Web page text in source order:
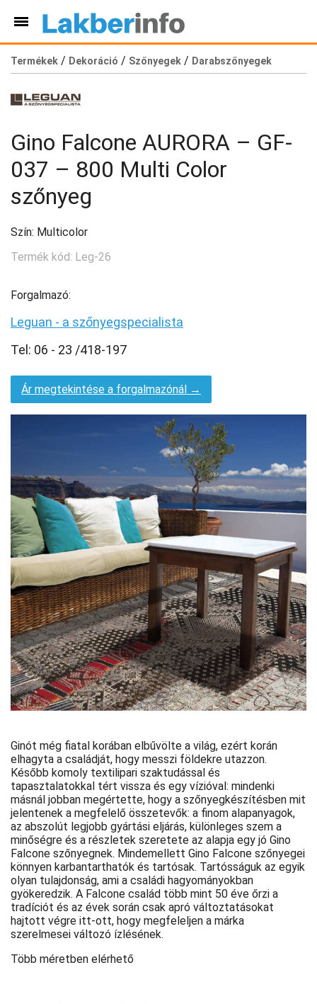
Termékek / Dekoráció / Szőnyegek / Darabszőnyegek
Gino Falcone AURORA – GF-
037 – 800 Multi Color
szőnyeg
Szín: Multicolor
Termék kód: Leg-26
Forgalmazó:
Leguan - a szőnyegspecialista
Tel: 06 - 23 /418-197
Ár megtekintése a forgalmazónál →
Ginót még fiatal korában elbűvölte a világ, ezért korán
elhagyta a családját, hogy messzi földekre utazzon.
Később komoly textilipari szaktudással és
tapasztalatokkal tért vissza és egy vízióval: mindenki
másnál jobban megértette, hogy a szőnyegkészítésben mit
jelentenek a megfelelő összetevők: a finom alapanyagok,
az abszolút legjobb gyártási eljárás, különleges szem a
minőségre és a részletek szeretete az alapja egy jó Gino
Falcone szőnyegnek. Mindemellett Gino Falcone szőnyegei
könnyen karbantarthatók és tartósak. Tartósságuk az egyik
olyan tulajdonság, ami a családi hagyományokban
gyökeredzik. A Falcone család több mint 50 éve őrzi a
tradíciót és az évek során csak apró változtatásokat
hajtott végre itt-ott, hogy megfeleljen a márka
szerelmesei változó ízlésének.
Több méretben elérhető